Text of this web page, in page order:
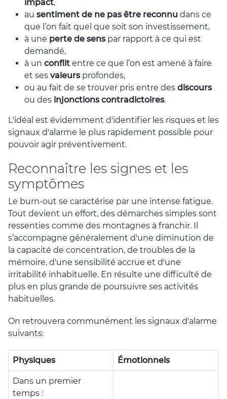
impact,
au sentiment de ne pas être reconnu dans ce
que l’on fait quel que soit son investissement,
à une perte de senspar rapport à ce qui est
demandé,
à un conflit entre ce que l’on est amené à faire
et ses valeursprofondes,
ou au fait de se trouver pris entre des discours
ou des injonctions contradictoires.
L'idéal est évidemment d'identifier les risques et les
signaux d'alarme le plus rapidement possible pour
pouvoir agir préventivement.
Reconnaître les signes et les
symptômes
Le burn-out se caractérise par une intense fatigue.
Tout devient un effort, des démarches simples sont
ressenties comme des montagnes à franchir. Il
s’accompagne généralement d'une diminution de
la capacité de concentration, de troubles de la
mémoire, d'une sensibilité accrue et d'une
irritabilité inhabituelle. En résulte une difficulté de
plus en plus grande de poursuivre ses activités
habituelles.
On retrouvera communément les signaux d'alarme
suivants:
Physiques Émotionnels
Dans un premier
temps :